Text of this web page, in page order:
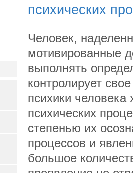
психических
Человек,
мотивированные
выполнять
контролирует
психики человека
психических
степенью их
процессов и
большое